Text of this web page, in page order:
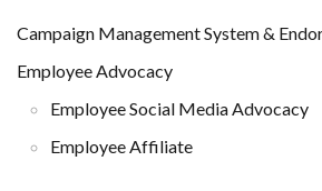
Campaign Management System &
Employee Advocacy
Employee Social Media Advocacy
Employee Affiliate